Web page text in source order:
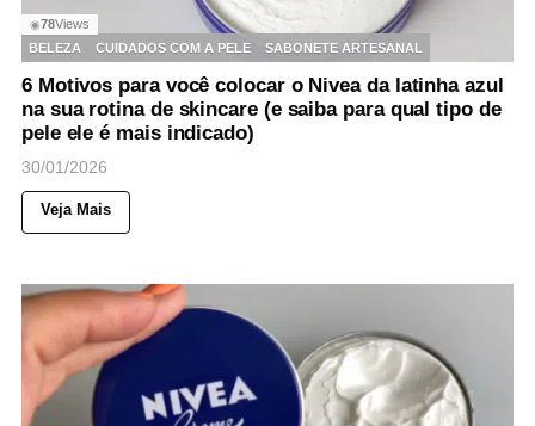
◉78Views
BELEZA
CUIDADOS COM A PELE SABONETE ARTESANAL
6 Motivos para você colocar o Nivea da latinha azul
na sua rotina de skincare (e saiba para qual tipo de
pele ele é mais indicado)
30/01/2026
Veja Mais